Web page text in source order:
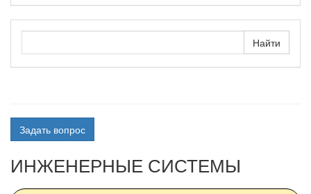
Задать вопрос
ИНЖЕНЕРНЫЕ СИСТЕМЫ